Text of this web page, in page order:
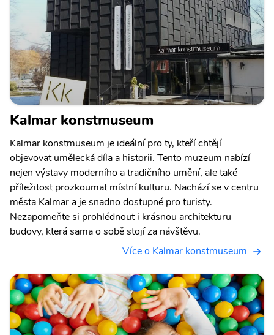
Kalmar konstmuseum
Kalmar konstmuseum je ideální pro ty, kteří chtějí
objevovat umělecká díla a historii. Tento muzeum nabízí
nejen výstavy moderního a tradičního umění, ale také
příležitost prozkoumat místní kulturu. Nachází se v centru
města Kalmar a je snadno dostupné pro turisty.
Nezapomeňte si prohlédnout i krásnou architekturu
budovy, která sama o sobě stojí za návštěvu.
Více o Kalmar konstmuseum